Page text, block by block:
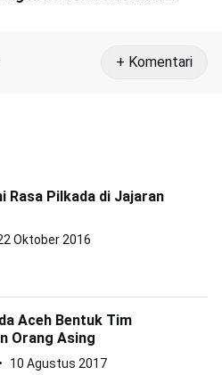
+ Komentari
Rasa Pilkada di Jajaran
Oktober 2016
Aceh Bentuk Tim
Orang Asing
10 Agustus 2017